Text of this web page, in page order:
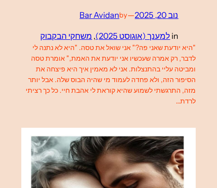
נוב 20, 2025 —
by
Bar Avidan
in למענך (אוגוסט 2025) , משחקי הבקבוק
"היא יודעת שאני פה?" אני שואל את טסה. "היא לא נתנה לי
לדבר, רק אמרה שעכשיו אני יודעת את האמת," אומרת טסה
ומביטה עליי בהתנצלות. אני לא מאמין איך היא פיצחה את
הסיפור הזה, ולא פחדה לעמוד מי שהיה הבוס שלה. אבל יותר
מזה, התרגשתי לשמוע שהיא קוראת לי אהבת חיי. כל כך רציתי
לרדת…